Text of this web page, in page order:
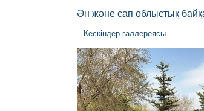
Ән және сап облыстық
Кескіндер галлереясы